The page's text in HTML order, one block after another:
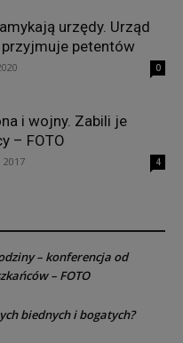
urzędy. Urząd
petentów
0
i wojny. Zabili je
– FOTO
2017 4
– konferencja od
– FOTO
biednych i bogatych?